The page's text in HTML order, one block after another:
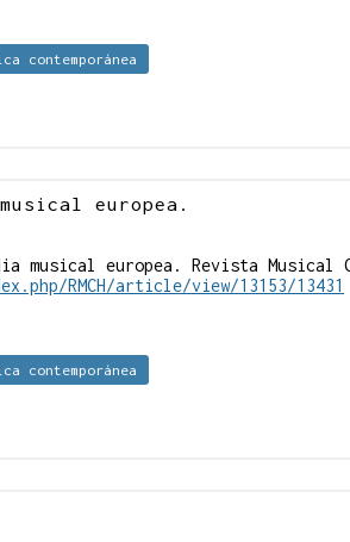
contemporánea
europea.
musical europea. Revista Musical
RMCH/article/view/13153/13431
contemporánea